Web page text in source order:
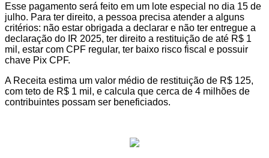
Esse pagamento será feito em um lote especial no dia 15 de
julho. Para ter direito, a pessoa precisa atender a alguns
critérios: não estar obrigada a declarar e não ter entregue a
declaração do IR 2025, ter direito a restituição de até R$ 1
mil, estar com CPF regular, ter baixo risco fiscal e possuir
chave Pix CPF.
A Receita estima um valor médio de restituição de R$ 125,
com teto de R$ 1 mil, e calcula que cerca de 4 milhões de
contribuintes possam ser beneficiados.